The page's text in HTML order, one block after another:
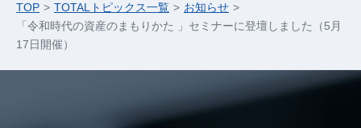
TOP TOTALトピックス一覧
お知らせ
「令和時代の資産のまもりかた 」セミナーに登壇しました（5月
17日開催）